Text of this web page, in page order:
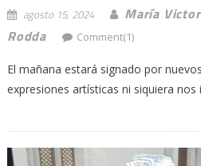
agosto 15, 2024
María
Rodda
Comment(1)
El mañana estará signado por
expresiones artísticas ni siquiera nos